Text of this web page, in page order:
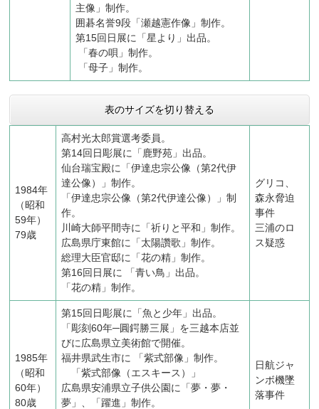
主像」制作。
囲碁名誉9段「瀬越憲作像」制作。
第15回日展に「星より」出品。
「春の唄」制作。
「母子」制作。
表のサイズを切り替える
1984年
（昭和
59年）
79歳
高村光太郎賞選考委員。
第14回日彫展に「鹿野苑」出品。
仙台瑞宝殿に「伊達忠宗公像（第2代伊
達公像）」制作。
「伊達忠宗公像（第2代伊達公像）」制
作。
川崎大師平間寺に「祈りと平和」制作。
広島県庁東館に「太陽讚歌」制作。
総理大臣官邸に「花の精」制作。
第16回日展に 「青い鳥」出品。
「花の精」制作。
グリコ、
森永脅迫
事件
三浦のロ
ス疑惑
1985年
（昭和
60年）
80歳
第15回日彫展に「魚と少年」出品。
「彫刻60年─圓鍔勝三展」を三越本店並
びに広島県立美術館で開催。
福井県武生市に 「紫式部像」制作。
「紫式部像（エスキース）」
広島県安浦県立子供公園に「夢・夢・
夢」、「躍進」制作。
日航ジャ
ンボ機墜
落事件